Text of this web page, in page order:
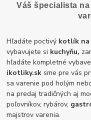
Váš špecialista
Hľadáte poctivý kotlík na
vybavujete si kuchyňu,
hľadáte kompletné
ikotliky.sk sme pre vás
sa varenie pod holým
na predaj tradičných aj
poľovníkov, rybárov,
majstrov varenia.